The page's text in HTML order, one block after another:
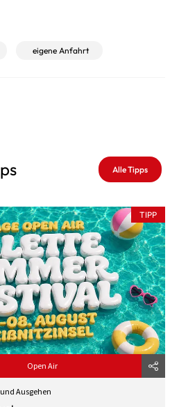
eigene Anfahrt
Alle Tipps
Ausgehen
TIPP
Open Air